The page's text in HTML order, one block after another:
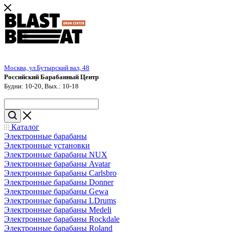
Москва, ул.Бутырский вал, 48
Российский Барабанный Центр
Будни: 10-20, Вых.: 10-18
Каталог
Электронные барабаны
Электронные установки
Электронные барабаны NUX
Электронные барабаны Avatar
Электронные барабаны Carlsbro
Электронные барабаны Donner
Электронные барабаны Gewa
Электронные барабаны LDrums
Электронные барабаны Medeli
Электронные барабаны Rockdale
Электронные барабаны Roland